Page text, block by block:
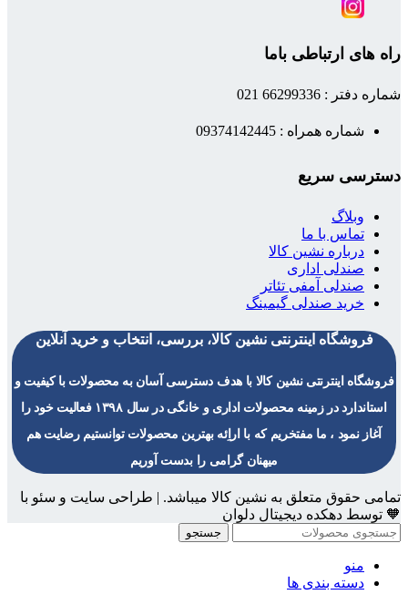
راه های ارتباطی باما
شماره دفتر : 66299336 021
شماره همراه : 09374142445
دسترسی سریع
وبلاگ
تماس با ما
درباره نشین کالا
صندلی اداری
صندلی آمفی تئاتر
خرید صندلی گیمینگ
فروشگاه اینترنتی نشین کالا، بررسی، انتخاب و خرید آنلاین
فروشگاه اینترنتی نشین کالا با هدف دسترسی آسان به محصولات با کیفیت و
استاندارد در زمینه محصولات اداری و خانگی در سال ۱۳۹۸ فعالیت خود را
آغاز نمود ، ما مفتخریم که با اراِئه بهترین محصولات توانستیم رضایت هم
میهنان گرامی را بدست آوریم
تمامی حقوق متعلق به نشین کالا میباشد. | طراحی سایت و سئو با
🧡 توسط دهکده دیجیتال دلوان
جستجو
منو
دسته بندی ها